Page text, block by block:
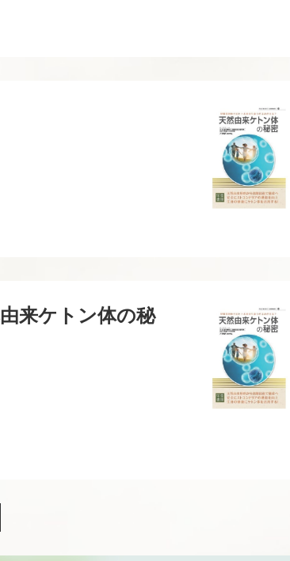
来ケトン体の秘